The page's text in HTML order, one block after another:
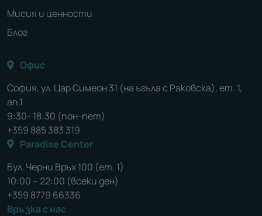
Мисия и ценности
Блог
Офис
София, ул. Цар Симеон 31 (на ъгъла с Раковска), ет. 1,
ап.1
9:30- 18:30 (пон-пет)
+359 885 383 319
Paradise Center
Бул. Черни Връх 100 (ет. 1)
10:00 – 22:00 (всеки ден)
+359 8779 66336
Връзка с нас